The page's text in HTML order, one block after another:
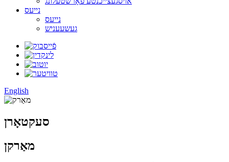
נייעס
נייעס
געשעעניש
English
סעקטאָרן
מאַרקן